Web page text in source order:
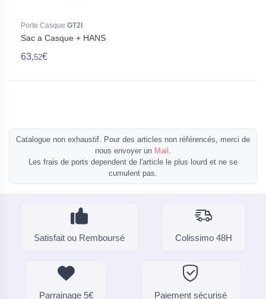
Porte Casque GT2I
Sac a Casque + HANS
63,52€
Catalogue non exhaustif. Pour des articles non référencés, merci de
nous envoyer un Mail .
Les frais de ports dependent de l'article le plus lourd et ne se
cumulent pas.
Satisfait ou Remboursé Colissimo 48H
Parrainage 5€ Paiement sécurisé